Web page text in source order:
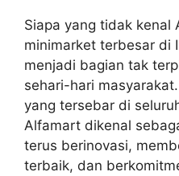
Siapa yang tidak kenal
minimarket terbesar di
menjadi bagian tak
sehari-hari
yang tersebar di
Alfamart dikenal
terus berinovasi,
terbaik, dan